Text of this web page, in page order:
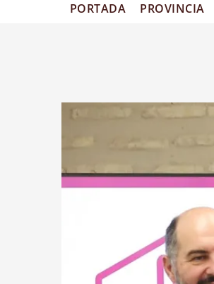
PORTADA PROVINCIA